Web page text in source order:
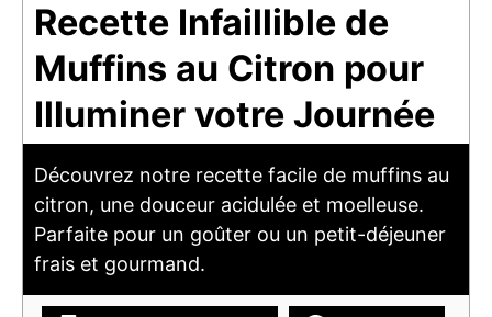
Recette Infaillible de
Muffins au Citron pour
Illuminer votre Journée
Découvrez notre recette facile de muffins au
citron, une douceur acidulée et moelleuse.
Parfaite pour un goûter ou un petit-déjeuner
frais et gourmand.